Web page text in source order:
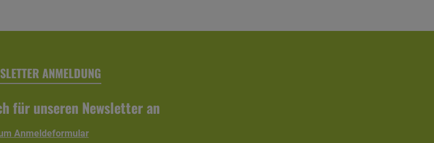
Aluminiumgestell beflochten mit
Sessel Yale- Material: Aluminiumgestell beflochten mit
ANMELDUNG
für unseren Newsletter an
Anmeldeformular